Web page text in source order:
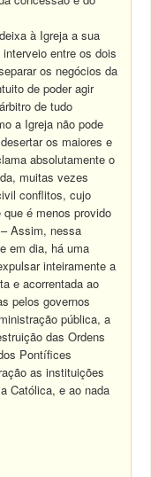
à Igreja a sua
entre os dois
os negócios da
de poder agir
de tudo
a Igreja não pode
os maiores e
absolutamente o
muitas vezes
conflitos, cujo
é menos provido
Assim, nessa
em dia, há uma
inteiramente a
e acorrentada ao
pelos governos
pública, a
das Ordens
Pontífices
as instituições
Católica, e ao nada